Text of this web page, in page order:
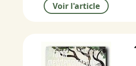
Voir l'article